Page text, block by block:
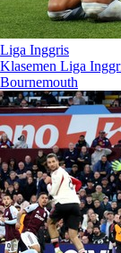
Liga Inggris
Klasemen Liga
Bournemouth